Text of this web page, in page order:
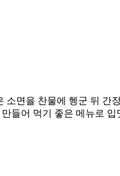
소면을 찬물에 헹군 뒤 간
들어 먹기 좋은 메뉴로